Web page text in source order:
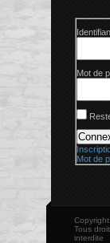
Mot de
Mot de
Tous
interdite